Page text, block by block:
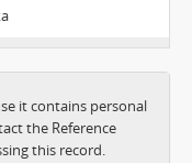
it contains personal
the Reference
this record.